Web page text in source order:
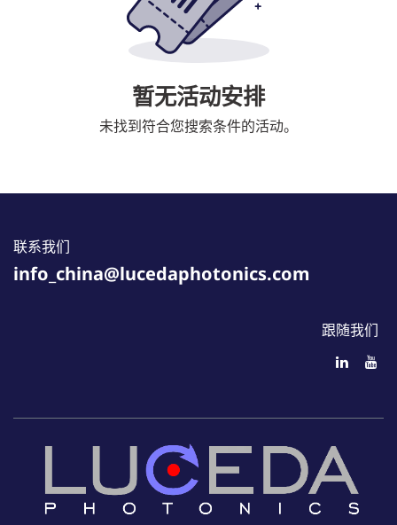
暂无活动安排
未找到符合您搜索条件的活动。
联系我们
info_china@lucedaphotonics.com
跟随我们